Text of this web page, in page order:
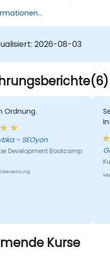
und Progressive Web Apps
Codebasis zu entwickeln.
2026-08-03
Ordnung.
- SEOyon
Development Bootcamp
Kurse